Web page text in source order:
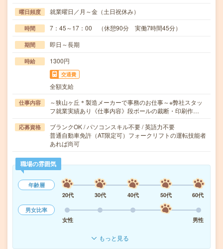
曜日頻度 就業曜日／月～金（土日祝休み）
時間 7：45～17：00 （休憩90分 実働7時間45分）
期間 即日～長期
時給 1300円
交通費
全額支給
仕事内容
～狭山ヶ丘＊製造メーカーで事務のお仕事～※弊社スタッ
フ就業実績あり《仕事内容》段ボールの裁断・印刷作…
応募資格
ブランクOK / パソコンスキル不要 / 英語力不要
普通自動車免許（AT限定可）フォークリフトの運転技能者
あれば尚可
職場の雰囲気
年齢層
20代
30代 40代 50代
60代
男女比率
女性
男性
もっと見る